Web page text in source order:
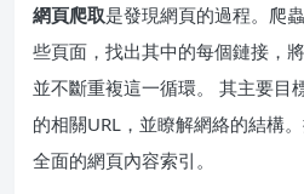
網頁爬取是發現網頁的過程。爬
些頁面，找出其中的每個鏈接，
並不斷重複這一循環。 其主要
的相關URL，並瞭解網絡的結構
全面的網頁內容索引。